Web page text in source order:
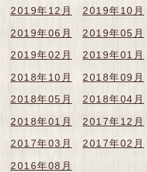
2019年12月
2019年10月
2019年06月
2019年05月
2019年02月
2019年01月
2018年10月
2018年09月
2018年05月
2018年04月
2018年01月
2017年12月
2017年03月
2017年02月
2016年08月